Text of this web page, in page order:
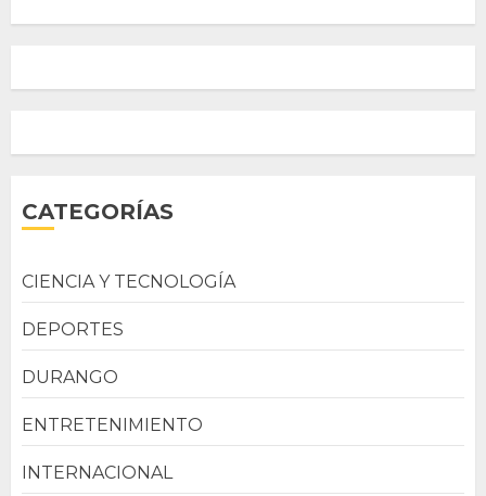
CATEGORÍAS
CIENCIA Y TECNOLOGÍA
DEPORTES
DURANGO
ENTRETENIMIENTO
INTERNACIONAL